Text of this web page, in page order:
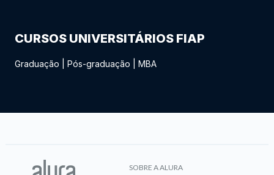
CURSOS UNIVERSITÁRIOS FIAP
Graduação Pós-graduação MBA
SOBRE A ALURA